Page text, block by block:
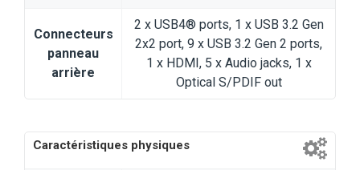
Connecteurs
panneau
arrière
2 x USB4® ports, 1 x USB 3.2 Gen
2x2 port, 9 x USB 3.2 Gen 2 ports,
1 x HDMI, 5 x Audio jacks, 1 x
Optical S/PDIF out
Caractéristiques physiques